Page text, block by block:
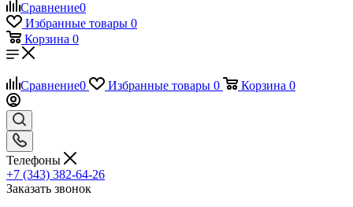
Сравнение0
Избранные товары 0
Корзина 0
Сравнение0 Избранные товары 0 Корзина 0
Телефоны
+7 (343) 382-64-26
Заказать звонок